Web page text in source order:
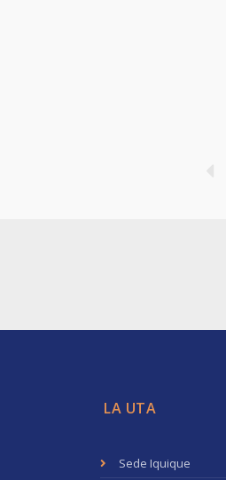
LA UTA
Sede Iquique